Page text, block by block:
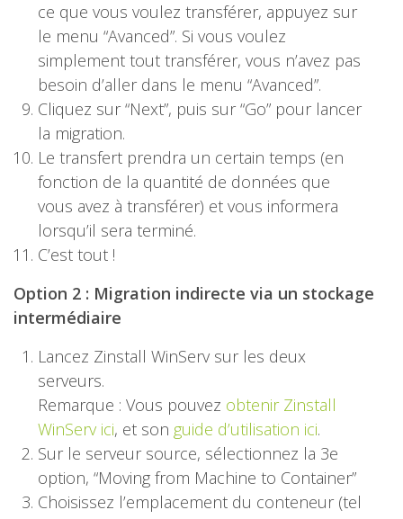
ce que vous voulez transférer, appuyez sur
le menu “Avanced”. Si vous voulez
simplement tout transférer, vous n’avez pas
besoin d’aller dans le menu “Avanced”.
Cliquez sur “Next”, puis sur “Go” pour lancer
la migration.
Le transfert prendra un certain temps (en
fonction de la quantité de données que
vous avez à transférer) et vous informera
lorsqu’il sera terminé.
C’est tout !
Option 2 : Migration indirecte via un stockage
intermédiaire
Lancez Zinstall WinServ sur les deux
serveurs.
Remarque : Vous pouvez obtenir Zinstall
WinServ ici, et son guide d’utilisation ici.
Sur le serveur source, sélectionnez la 3e
option, “Moving from Machine to Container”
Choisissez l’emplacement du conteneur (tel